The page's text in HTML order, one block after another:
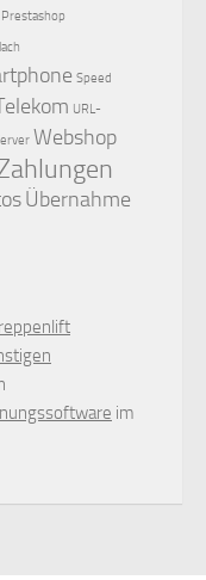
Prestashop
Speed
URL-
Webshop
Übernahme
im